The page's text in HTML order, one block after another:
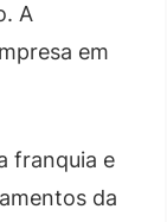
A
em
franquia e
da